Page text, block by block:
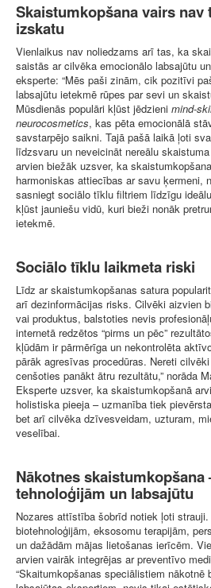
Skaistumkopšana vairs nav
izskatu
Vienlaikus nav noliedzams arī tas, ka
saistās ar cilvēka emocionālo labsajūtu
eksperte: “Mēs paši zinām, cik pozitīvi
labsajūtu ietekmē rūpes par sevi un
Mūsdienās populāri kļūst jēdzieni mind-
neurocosmetics, kas pēta emocionālā
savstarpējo saikni. Tajā pašā laikā ļoti
līdzsvaru un neveicināt nereālu
arvien biežāk uzsver, ka
harmoniskas attiecības ar savu ķermeni,
sasniegt sociālo tīklu filtriem līdzīgu
kļūst jauniešu vidū, kuri bieži nonāk
ietekmē.
Sociālo tīklu laikmeta riski
Līdz ar skaistumkopšanas satura
arī dezinformācijas risks. Cilvēki aizvien
vai produktus, balstoties nevis
internetā redzētos “pirms un pēc”
kļūdām ir pārmērīga un nekontrolēta
pārāk agresīvas procedūras. Nereti
cenšoties panākt ātru rezultātu,” norāda
Eksperte uzsver, ka skaistumkopšanā
holistiska pieeja – uzmanība tiek
bet arī cilvēka dzīvesveidam, uzturam,
veselībai.
Nākotnes skaistumkopšana
tehnoloģijām un labsajūtu
Nozares attīstība šobrīd notiek ļoti
biotehnoloģijām, eksosomu terapijām,
un dažādām mājas lietošanas ierīcēm.
arvien vairāk integrējas ar preventīvo
“Skaitumkopšanas speciālistiem